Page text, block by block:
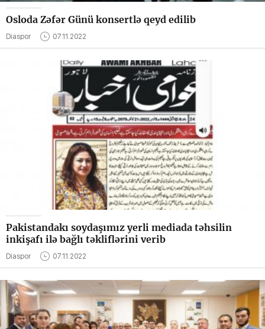
Osloda Zəfər Günü konsertlə qeyd edilib
Diaspor 07.11.2022
Pakistandakı soydaşımız yerli mediada təhsilin
inkişafı ilə bağlı təkliflərini verib
Diaspor 07.11.2022